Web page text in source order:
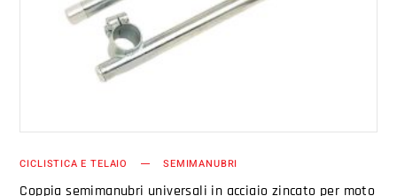
CICLISTICA E TELAIO SEMIMANUBRI
Coppia semimanubri universali in acciaio zincato per moto